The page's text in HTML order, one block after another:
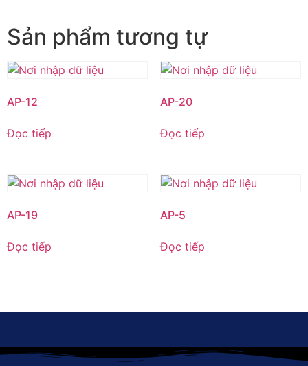
Sản phẩm tương tự
AP-12
Đọc tiếp
AP-20
Đọc tiếp
AP-19
Đọc tiếp
AP-5
Đọc tiếp